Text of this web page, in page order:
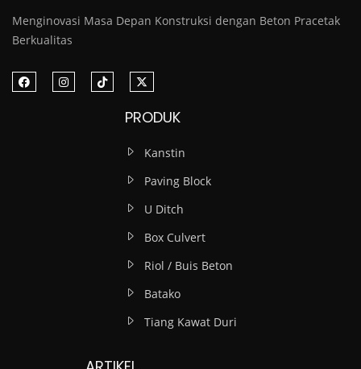
Menginovasi Masa Depan Konstruksi dengan Beton Pracetak
Berkualitas
PRODUK
Kanstin
Paving Block
U Ditch
Box Culvert
Riol / Buis Beton
Batako
Tiang Kawat Duri